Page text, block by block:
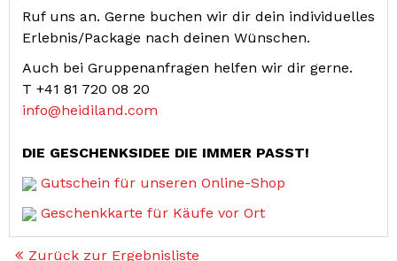
Ruf uns an. Gerne buchen wir dir dein individuelles
Erlebnis/Package nach deinen Wünschen.
Auch bei Gruppenanfragen helfen wir dir gerne.
T +41 81 720 08 20
info@heidiland.com
DIE GESCHENKSIDEE DIE IMMER PASST!
Gutschein für unseren Online-Shop
Geschenkkarte für Käufe vor Ort
Zurück zur Ergebnisliste